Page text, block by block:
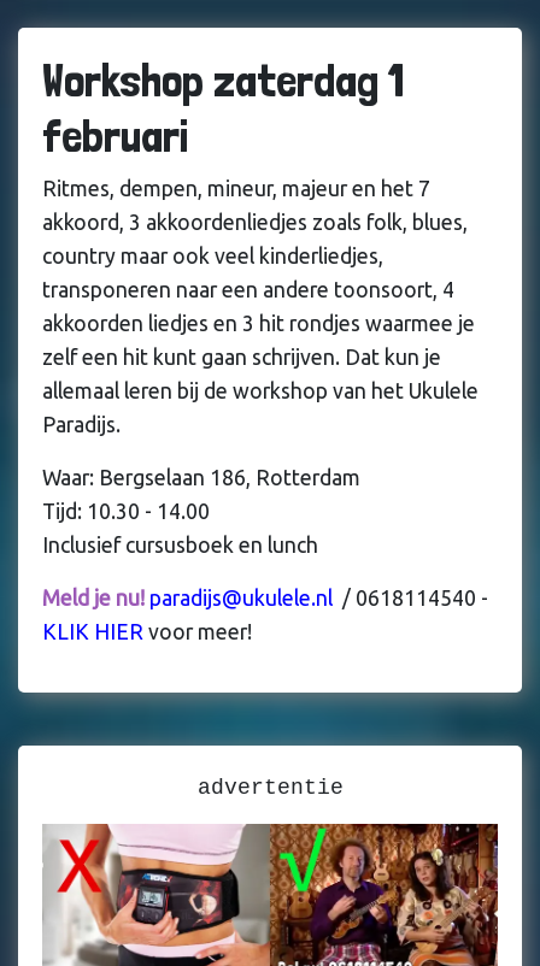
Workshop zaterdag 1
februari
Ritmes, dempen, mineur, majeur en het 7
akkoord, 3 akkoordenliedjes zoals folk, blues,
country maar ook veel kinderliedjes,
transponeren naar een andere toonsoort, 4
akkoorden liedjes en 3 hit rondjes waarmee je
zelf een hit kunt gaan schrijven. Dat kun je
allemaal leren bij de workshop van het Ukulele
Paradijs.
Waar: Bergselaan 186, Rotterdam
Tijd: 10.30 - 14.00
Inclusief cursusboek en lunch
Meld je nu! paradijs@ukulele.nl / 0618114540 -
KLIK HIER voor meer!
advertentie